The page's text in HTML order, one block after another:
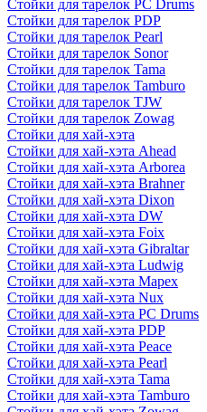
Стойки для тарелок PC Drums
Стойки для тарелок PDP
Стойки для тарелок Pearl
Стойки для тарелок Sonor
Стойки для тарелок Tama
Стойки для тарелок Tamburo
Стойки для тарелок TJW
Стойки для тарелок Zowag
Стойки для хай-хэта
Стойки для хай-хэта Ahead
Стойки для хай-хэта Arborea
Стойки для хай-хэта Brahner
Стойки для хай-хэта Dixon
Стойки для хай-хэта DW
Стойки для хай-хэта Foix
Стойки для хай-хэта Gibraltar
Стойки для хай-хэта Ludwig
Стойки для хай-хэта Mapex
Стойки для хай-хэта Nux
Стойки для хай-хэта PC Drums
Стойки для хай-хэта PDP
Стойки для хай-хэта Peace
Стойки для хай-хэта Pearl
Стойки для хай-хэта Tama
Стойки для хай-хэта Tamburo